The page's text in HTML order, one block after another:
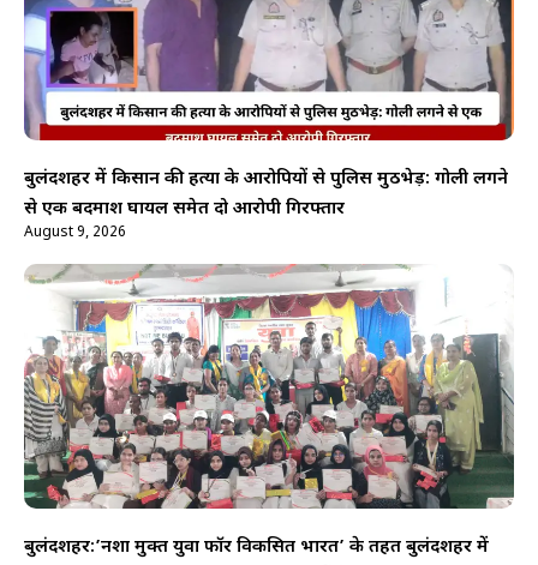
बुलंदशहर में किसान की हत्या के आरोपियों से पुलिस मुठभेड़: गोली लगने
से एक बदमाश घायल समेत दो आरोपी गिरफ्तार
August 9, 2026
बुलंदशहर:’नशा मुक्त युवा फॉर विकसित भारत’ के तहत बुलंदशहर में